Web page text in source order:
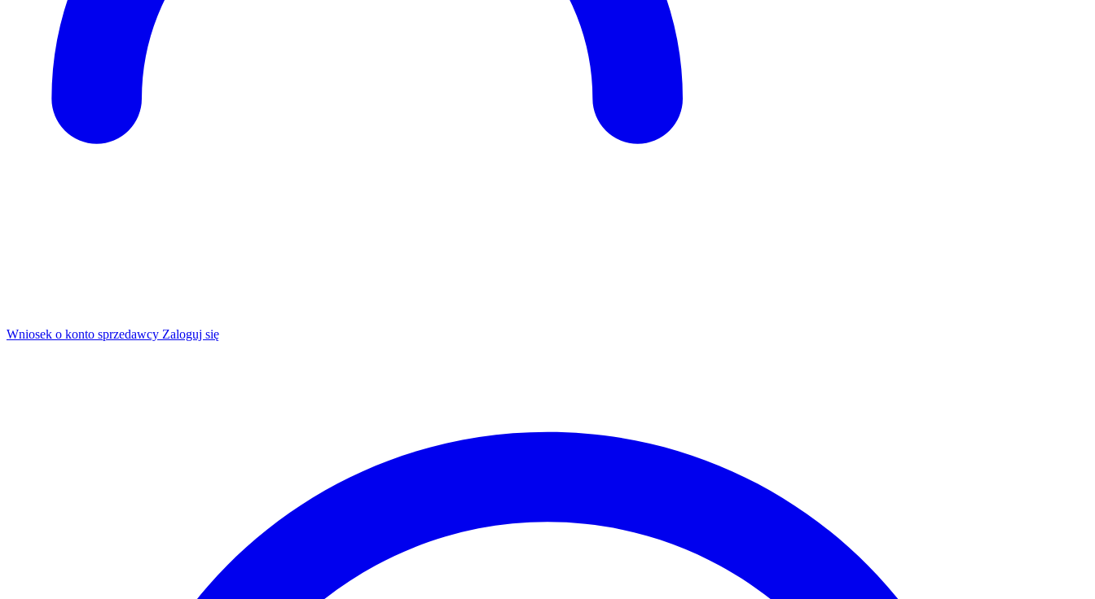
Wniosek o konto sprzedawcy Zaloguj się